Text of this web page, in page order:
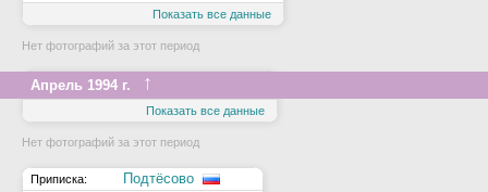
Показать все данные
Нет фотографий за этот период
Апрель 1994 г. ↑
Показать все данные
Нет фотографий за этот период
Приписка: Подтёсово